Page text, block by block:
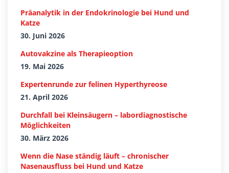
Präanalytik in der Endokrinologie bei Hund und
Katze
30. Juni 2026
Autovakzine als Therapieoption
19. Mai 2026
Expertenrunde zur felinen Hyperthyreose
21. April 2026
Durchfall bei Kleinsäugern – labordiagnostische
Möglichkeiten
30. März 2026
Wenn die Nase ständig läuft – chronischer
Nasenausfluss bei Hund und Katze